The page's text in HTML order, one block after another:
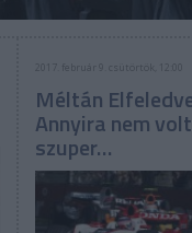
2017. február 9. csütörtök, 12:00
Méltán
Annyira nem volt
szuper…